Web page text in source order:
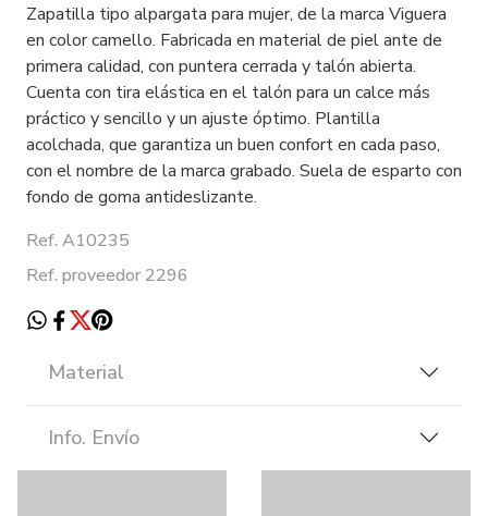
Zapatilla tipo alpargata para mujer, de la marca Viguera
en color camello. Fabricada en material de piel ante de
primera calidad, con puntera cerrada y talón abierta.
Cuenta con tira elástica en el talón para un calce más
práctico y sencillo y un ajuste óptimo. Plantilla
acolchada, que garantiza un buen confort en cada paso,
con el nombre de la marca grabado. Suela de esparto con
fondo de goma antideslizante.
Ref. A10235
Ref. proveedor 2296
Material
Info. Envío